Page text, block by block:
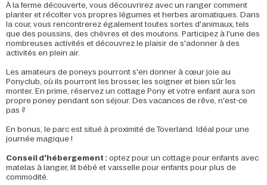
À la ferme découverte, vous découvrirez avec un ranger comment
planter et récolter vos propres légumes et herbes aromatiques. Dans
la cour, vous rencontrerez également toutes sortes d'animaux, tels
que des poussins, des chèvres et des moutons. Participez à l'une des
nombreuses activités et découvrez le plaisir de s'adonner à des
activités en plein air.
Les amateurs de poneys pourront s'en donner à cœur joie au
Ponyclub, où ils pourront les brosser, les soigner et bien sûr les
monter. En prime, réservez un cottage Pony et votre enfant aura son
propre poney pendant son séjour. Des vacances de rêve, n'est-ce
pas ?
En bonus, le parc est situé à proximité de Toverland. Idéal pour une
journée magique !
Conseil d'hébergement : optez pour un cottage pour enfants avec
matelas à langer, lit bébé et vaisselle pour enfants pour plus de
commodité.